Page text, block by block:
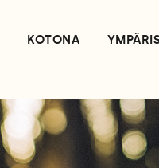
KOTONA